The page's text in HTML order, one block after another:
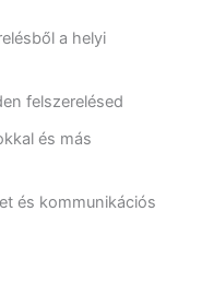
a helyi
felszerelésed
és más
és kommunikációs